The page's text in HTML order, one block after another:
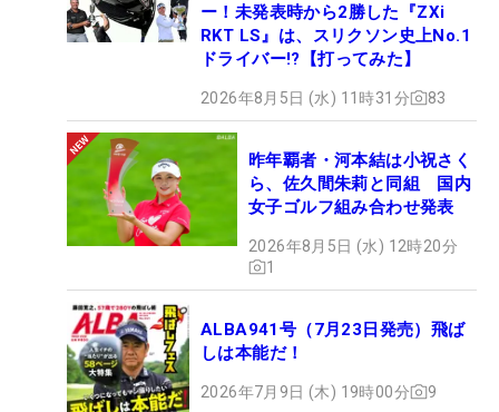
ー！未発表時から2勝した『ZXi
RKT LS』は、スリクソン史上No.1
ドライバー!?【打ってみた】
2026年8月5日 (水) 11時31分 83
昨年覇者・河本結は小祝さく
ら、佐久間朱莉と同組 国内
女子ゴルフ組み合わせ発表
2026年8月5日 (水) 12時20分
1
ALBA941号（7月23日発売）飛ば
しは本能だ！
2026年7月9日 (木) 19時00分 9